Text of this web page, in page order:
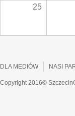
25
DLA MEDIÓW NASI
Copyright 2016©